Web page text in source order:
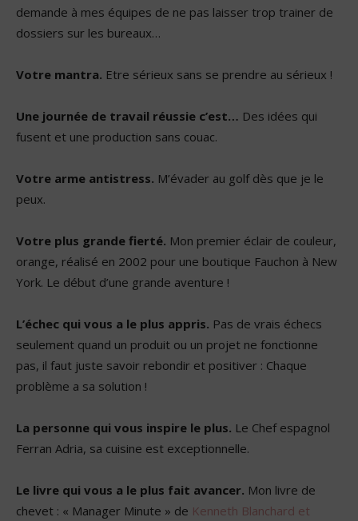
demande à mes équipes de ne pas laisser trop trainer de
dossiers sur les bureaux…
Votre mantra. Etre sérieux sans se prendre au sérieux !
Une journée de travail réussie c’est… Des idées qui
fusent et une production sans couac.
Votre arme antistress. M’évader au golf dès que je le
peux.
Votre plus grande fierté. Mon premier éclair de couleur,
orange, réalisé en 2002 pour une boutique Fauchon à New
York. Le début d’une grande aventure !
L’échec qui vous a le plus appris. Pas de vrais échecs
seulement quand un produit ou un projet ne fonctionne
pas, il faut juste savoir rebondir et positiver : Chaque
problème a sa solution !
La personne qui vous inspire le plus. Le Chef espagnol
Ferran Adria, sa cuisine est exceptionnelle.
Le livre qui vous a le plus fait avancer. Mon livre de
chevet : « Manager Minute » de Kenneth Blanchard et